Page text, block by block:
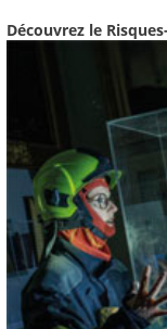
Découvrez le